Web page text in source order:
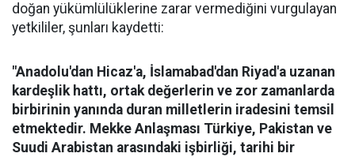
doğan yükümlülüklerine zarar vermediğini vurgulayan
yetkililer, şunları kaydetti:
"Anadolu'dan Hicaz'a, İslamabad'dan Riyad'a uzanan
kardeşlik hattı, ortak değerlerin ve zor zamanlarda
birbirinin yanında duran milletlerin iradesini temsil
etmektedir. Mekke Anlaşması Türkiye, Pakistan ve
Suudi Arabistan arasındaki işbirliği, tarihi bir